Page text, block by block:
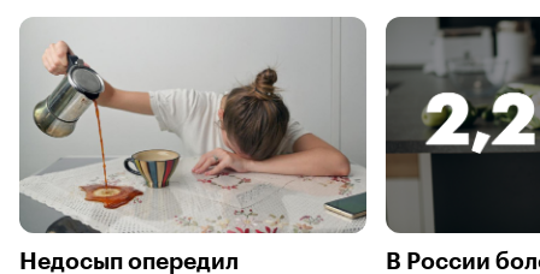
Недосып опередил
В России